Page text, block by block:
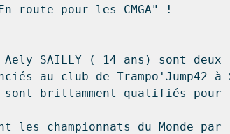
route pour les CMGA" !
Aely SAILLY ( 14 ans) sont deux
au club de Trampo'Jump42 à
brillamment qualifiés pour
les championnats du Monde par